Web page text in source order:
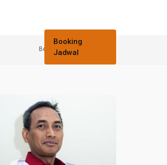
Booking
Jadwal
Beranda Tim & Instruktur